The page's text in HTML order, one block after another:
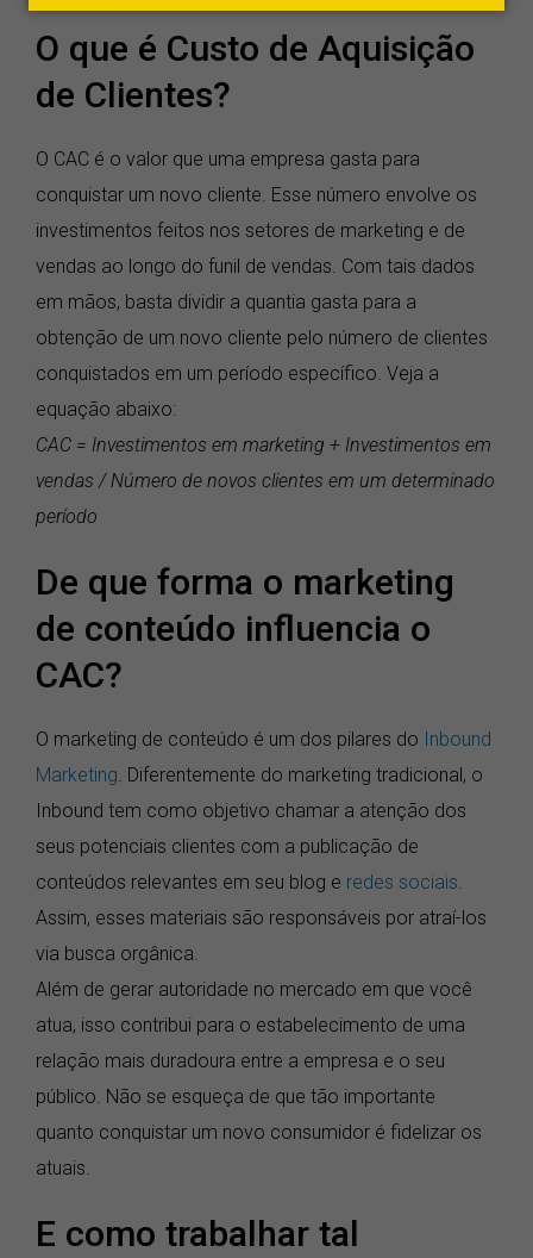
O que é Custo de Aquisição
de Clientes?
O CAC é o valor que uma empresa gasta para
conquistar um novo cliente. Esse número envolve os
investimentos feitos nos setores de marketing e de
vendas ao longo do funil de vendas. Com tais dados
em mãos, basta dividir a quantia gasta para a
obtenção de um novo cliente pelo número de clientes
conquistados em um período específico. Veja a
equação abaixo:
CAC = Investimentos em marketing + Investimentos em
vendas / Número de novos clientes em um determinado
período
De que forma o marketing
de conteúdo influencia o
CAC?
O marketing de conteúdo é um dos pilares do Inbound
Marketing. Diferentemente do marketing tradicional, o
Inbound tem como objetivo chamar a atenção dos
seus potenciais clientes com a publicação de
conteúdos relevantes em seu blog e redes sociais.
Assim, esses materiais são responsáveis por atraí-los
via busca orgânica.
Além de gerar autoridade no mercado em que você
atua, isso contribui para o estabelecimento de uma
relação mais duradoura entre a empresa e o seu
público. Não se esqueça de que tão importante
quanto conquistar um novo consumidor é fidelizar os
atuais.
E como trabalhar tal